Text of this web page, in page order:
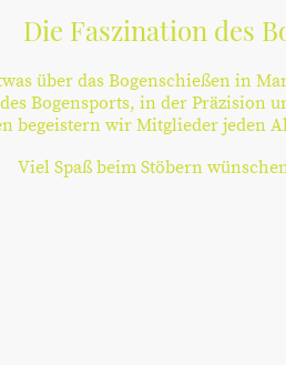
über das Bogenschießen in
Bogensports, in der Präzision
begeistern wir Mitglieder jeden
Viel Spaß beim Stöbern
Die Faszination des